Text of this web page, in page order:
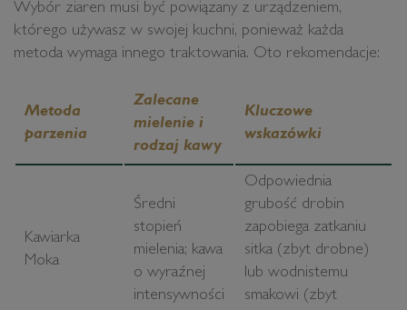
Wybór ziaren musi być powiązany z urządzeniem,
którego używasz w swojej kuchni, ponieważ każda
metoda wymaga innego traktowania. Oto rekomendacje:
Metoda
parzenia
Zalecane
mielenie i
rodzaj kawy
Kluczowe
wskazówki
Kawiarka
Moka
Średni
stopień
mielenia; kawa
o wyraźnej
intensywności
Odpowiednia
grubość drobin
zapobiega zatkaniu
sitka (zbyt drobne)
lub wodnistemu
smakowi (zbyt